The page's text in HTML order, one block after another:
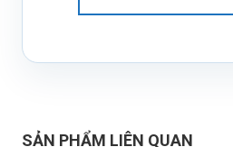
SẢN PHẨM LIÊN QUAN